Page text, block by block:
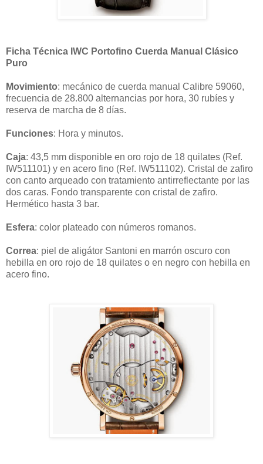
Ficha Técnica IWC Portofino Cuerda Manual Clásico
Puro
Movimiento: mecánico de cuerda manual Calibre 59060,
frecuencia de 28.800 alternancias por hora, 30 rubíes y
reserva de marcha de 8 días.
Funciones: Hora y minutos.
Caja: 43,5 mm disponible en oro rojo de 18 quilates (Ref.
IW511101) y en acero fino (Ref. IW511102). Cristal de zafiro
con canto arqueado con tratamiento antirreflectante por las
dos caras. Fondo transparente con cristal de zafiro.
Hermético hasta 3 bar.
Esfera: color plateado con números romanos.
Correa: piel de aligátor Santoni en marrón oscuro con
hebilla en oro rojo de 18 quilates o en negro con hebilla en
acero fino.